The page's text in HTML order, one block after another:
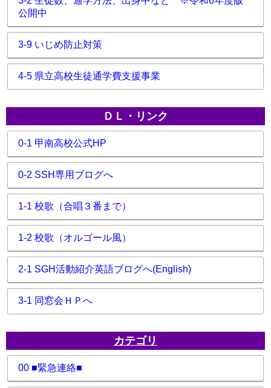
公開中
3-9 いじめ防止対策
4-5 県立高校生徒通学費支援事業
ＤＬ・リンク
0-1 甲南高校公式HP
0-2 SSH専用ブログへ
1-1 校歌（合唱３番まで）
1-2 校歌（オルゴール風）
2-1 SGH活動紹介英語ブログへ(English)
3-1 同窓会ＨＰへ
カテゴリ
00 ■緊急連絡■